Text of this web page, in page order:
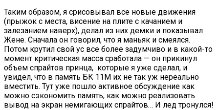
Таким образом, я срисовывал все новые движения
(прыжок с места, висение на плите с качанием и
залезанием наверх), делал из них демки и показывал
Жене. Сначала он говорил, что я маньяк и смеялся.
Потом крутил свой ус все более задумчиво и в какой-то
момент критическая масса сработала — он прикинул
объем спрайтов принца, которые я уже сделал, и
увидел, что в память БК 11М их не так уж нереально
вместить. Тут уже пошло активное обсуждение как
можно сэкономить память, как можно реализовать
вывод на экран немигающих спрайтов… И лед тронулся!